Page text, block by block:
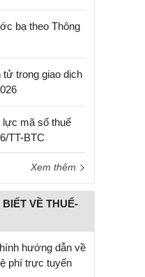
bạ theo Thông
trong giao dịch
mã số thuế
TT-BTC
Xem thêm
VỀ THUẾ-
hướng dẫn về
phí trực tuyến